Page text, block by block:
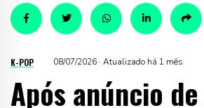
K-POP 08/07/2026 · Atualizado há 1 mês
Após anúncio